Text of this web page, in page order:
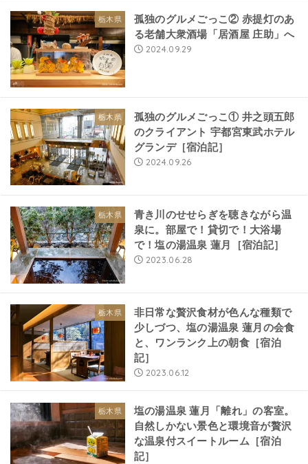
栃木県
孤独のグルメごっこ② 赤提灯のあ
る老舗大衆酒場「居酒屋 庄助」へ
2024.09.29
栃木県
孤独のグルメごっこ① 井之頭五郎
のクライアント 宇都宮東武ホテル
グランデ［宿泊記］
2024.09.26
栃木県
青き川のせせらぎを聴きながら温
泉に。部屋で！貸切で！大浴場
で！塩の湯温泉 蓮月［宿泊記］
2023.06.28
栃木県
非日常な贅沢食材が色んな種類で
少しづつ、塩の湯温泉 蓮月の会食
と、ワンランク上の朝食［宿泊
記］
2023.06.12
栃木県
塩の湯温泉 蓮月「離れ」の客室。
自然しかない景色と環境音が贅沢
な温泉付スイートルーム［宿泊
記］